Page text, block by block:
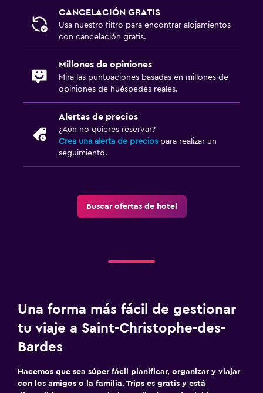
CANCELACIÓN GRATIS
Usa nuestro filtro para encontrar alojamientos
con cancelación gratis.
Millones de opiniones
Mira las puntuaciones basadas en millones de
opiniones de huéspedes reales.
Alertas de precios
¿Aún no quieres reservar?
Crea una alerta de precios para realizar un
seguimiento.
Buscar ofertas de hotel
Una forma más fácil de gestionar
tu viaje a Saint-Christophe-des-
Bardes
Hacemos que sea súper fácil planificar, organizar y viajar
con los amigos o la familia. Trips es gratis y está